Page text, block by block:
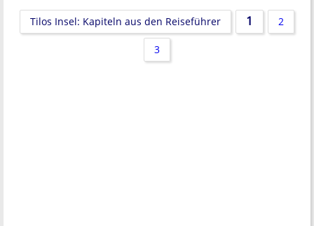
Tilos Insel: Kapiteln aus den Reiseführer 1 2
3